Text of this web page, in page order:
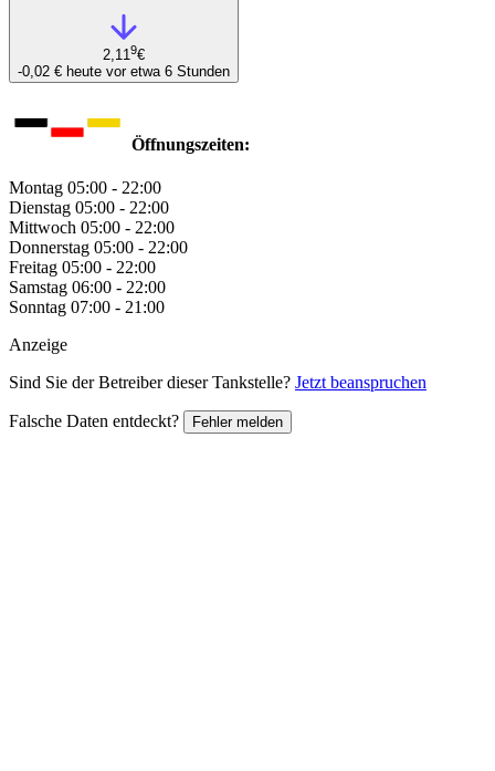
2,11 9€
-0,02 € heute vor etwa 6 Stunden
Öffnungszeiten:
Montag 05:00 - 22:00
Dienstag 05:00 - 22:00
Mittwoch 05:00 - 22:00
Donnerstag 05:00 - 22:00
Freitag 05:00 - 22:00
Samstag 06:00 - 22:00
Sonntag 07:00 - 21:00
Anzeige
Sind Sie der Betreiber dieser Tankstelle? Jetzt beanspruchen
Falsche Daten entdeckt? Fehler melden